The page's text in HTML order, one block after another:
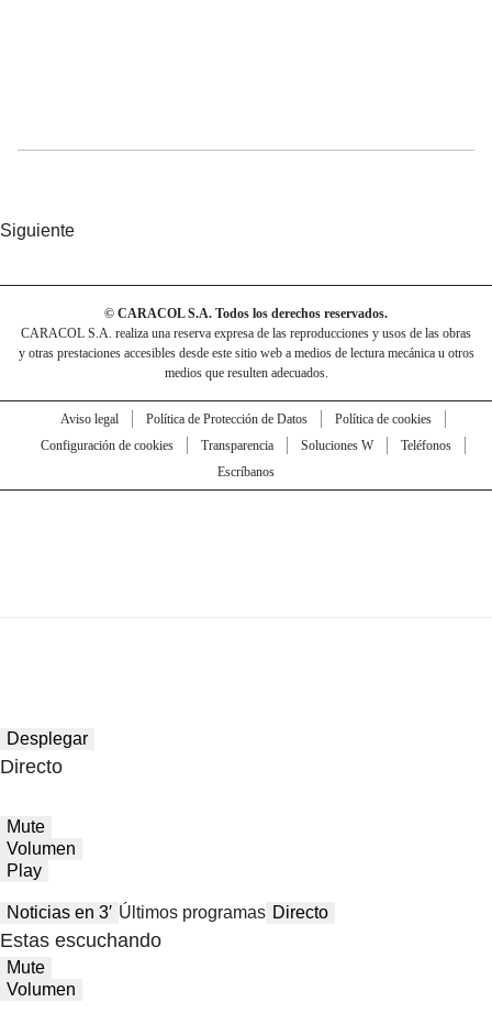
Siguiente
© CARACOL S.A. Todos los derechos reservados.
CARACOL S.A. realiza una reserva expresa de las reproducciones y usos de las obras
y otras prestaciones accesibles desde este sitio web a medios de lectura mecánica u otros
medios que resulten adecuados.
Aviso legal Política de Protección de Datos
Política de cookies
Configuración de cookies
Transparencia Soluciones W
Teléfonos
Escríbanos
Desplegar
Directo
Mute
Volumen
Play
Noticias en 3′ Últimos programas Directo
Estas escuchando
Mute
Volumen